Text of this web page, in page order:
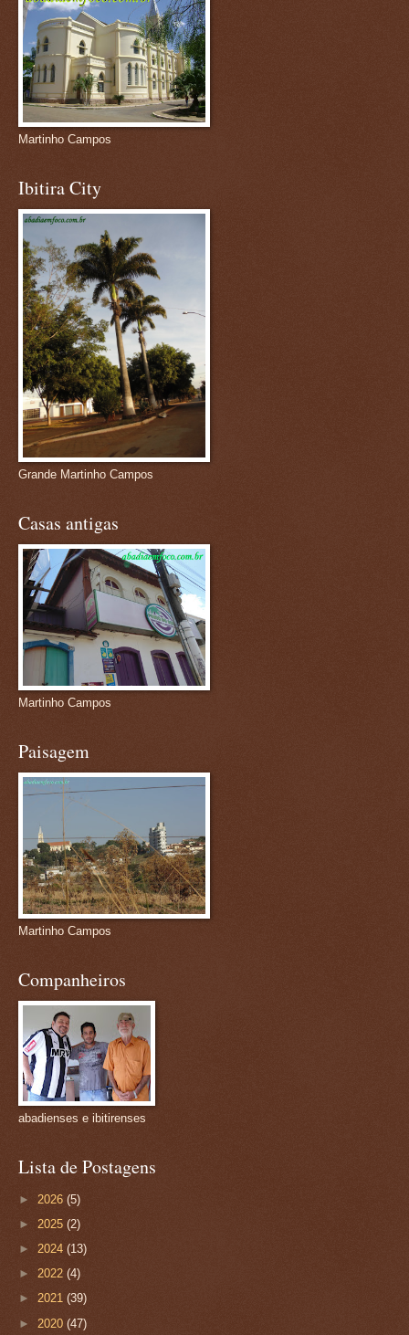
Martinho Campos
Ibitira City
Grande Martinho Campos
Casas antigas
Martinho Campos
Paisagem
Martinho Campos
Companheiros
abadienses e ibitirenses
Lista de Postagens
► 2026 (5)
► 2025 (2)
► 2024 (13)
► 2022 (4)
► 2021 (39)
► 2020 (47)